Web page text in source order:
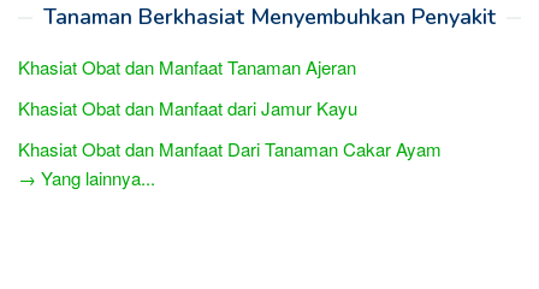
Tanaman Berkhasiat Menyembuhkan Penyakit
Khasiat Obat dan Manfaat Tanaman Ajeran
Khasiat Obat dan Manfaat dari Jamur Kayu
Khasiat Obat dan Manfaat Dari Tanaman Cakar Ayam
→ Yang lainnya...